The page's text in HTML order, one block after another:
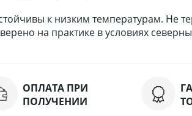
к низким температурам. Не
на практике в условиях
ОПЛАТА ПРИ
ПОЛУЧЕНИИ